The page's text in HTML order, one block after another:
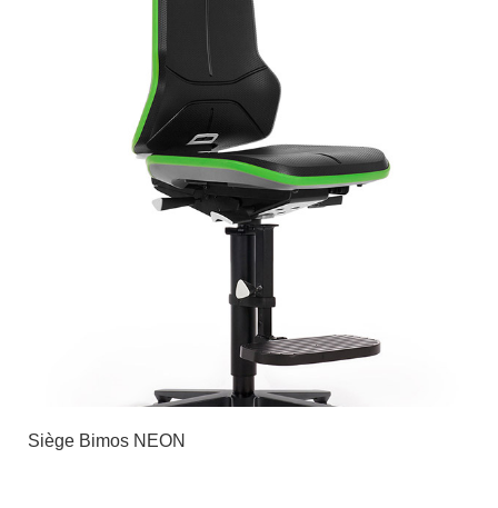
Siège Bimos NEON